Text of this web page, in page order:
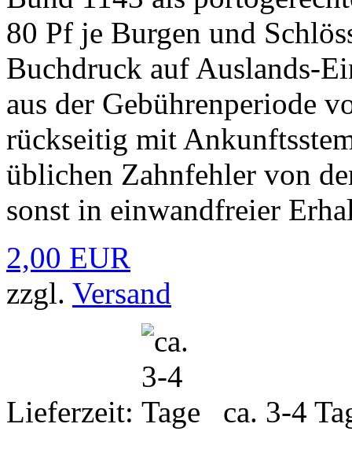
80 Pf je Burgen und
Buchdruck auf Auslands-
aus der Gebührenperiode
rückseitig mit
üblichen Zahnfehler von
sonst in einwandfreier
2,00 EUR
zzgl. Versand
Lieferzeit: ca. 3-4